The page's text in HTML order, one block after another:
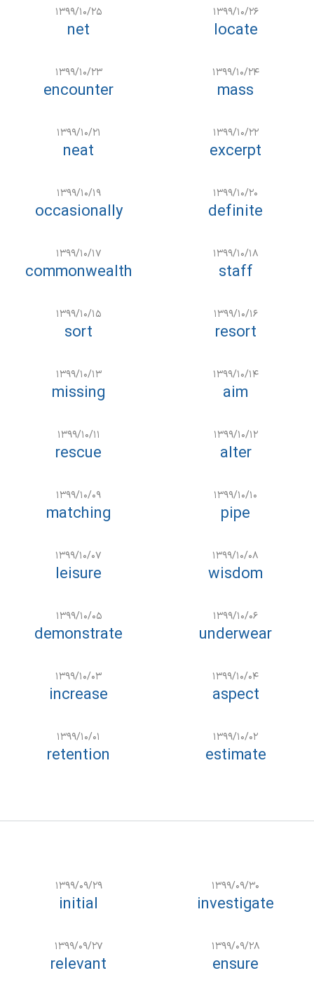
۱۳۹۹/۱۰/۲۶
locate
۱۳۹۹/۱۰/۲۵
net
۱۳۹۹/۱۰/۲۴
mass
۱۳۹۹/۱۰/۲۳
encounter
۱۳۹۹/۱۰/۲۲
excerpt
۱۳۹۹/۱۰/۲۱
neat
۱۳۹۹/۱۰/۲۰
definite
۱۳۹۹/۱۰/۱۹
occasionally
۱۳۹۹/۱۰/۱۸
staff
۱۳۹۹/۱۰/۱۷
commonwealth
۱۳۹۹/۱۰/۱۶
resort
۱۳۹۹/۱۰/۱۵
sort
۱۳۹۹/۱۰/۱۴
aim
۱۳۹۹/۱۰/۱۳
missing
۱۳۹۹/۱۰/۱۲
alter
۱۳۹۹/۱۰/۱۱
rescue
۱۳۹۹/۱۰/۱۰
pipe
۱۳۹۹/۱۰/۰۹
matching
۱۳۹۹/۱۰/۰۸
wisdom
۱۳۹۹/۱۰/۰۷
leisure
۱۳۹۹/۱۰/۰۶
underwear
۱۳۹۹/۱۰/۰۵
demonstrate
۱۳۹۹/۱۰/۰۴
aspect
۱۳۹۹/۱۰/۰۳
increase
۱۳۹۹/۱۰/۰۲
estimate
۱۳۹۹/۱۰/۰۱
retention
۱۳۹۹/۰۹/۳۰
investigate
۱۳۹۹/۰۹/۲۹
initial
۱۳۹۹/۰۹/۲۸
ensure
۱۳۹۹/۰۹/۲۷
relevant